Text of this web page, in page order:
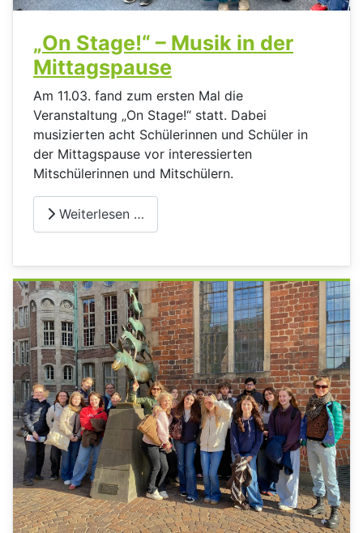
„On Stage!“ – Musik in der
Mittagspause
Am 11.03. fand zum ersten Mal die
Veranstaltung „On Stage!“ statt. Dabei
musizierten acht Schülerinnen und Schüler in
der Mittagspause vor interessierten
Mitschülerinnen und Mitschülern.
Weiterlesen …